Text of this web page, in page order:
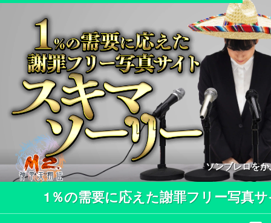
ソンブレロを
1％の需要に応えた謝罪フリー写真